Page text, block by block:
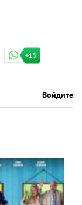
+15
Войдите